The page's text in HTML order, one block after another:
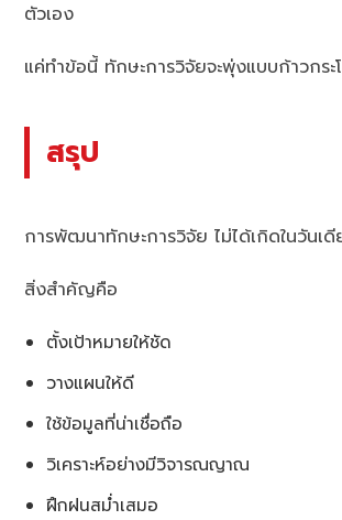
ตัวเอง
แค่ทำข้อนี้ ทักษะการวิจัยจะพุ่งแบบก้าวกระ
สรุป
การพัฒนาทักษะการวิจัย ไม่ได้เกิดในวันเดี
สิ่งสำคัญคือ
ตั้งเป้าหมายให้ชัด
วางแผนให้ดี
ใช้ข้อมูลที่น่าเชื่อถือ
วิเคราะห์อย่างมีวิจารณญาณ
ฝึกฝนสม่ำเสมอ